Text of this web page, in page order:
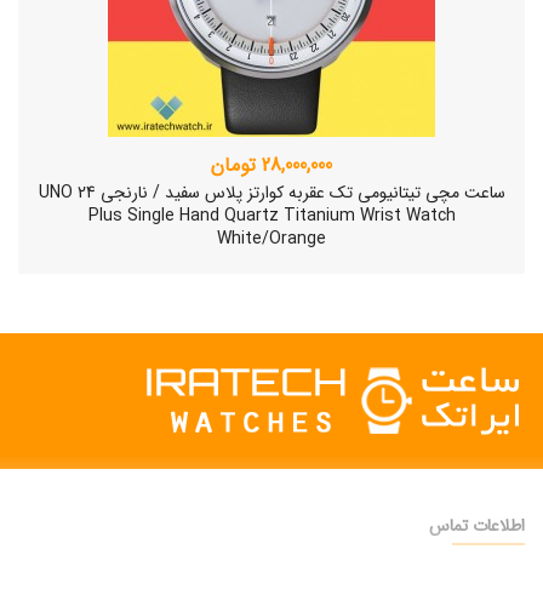
28,000,000 تومان
ساعت مچی تیتانیومی تک عقربه کوارتز پلاس سفید / نارنجی UNO 24
Plus Single Hand Quartz Titanium Wrist Watch
White/Orange
اطلاعات تماس